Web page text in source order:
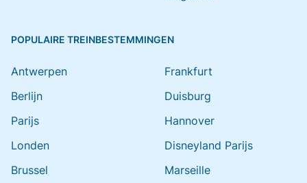
POPULAIRE TREINBESTEMMINGEN
Antwerpen
Berlijn
Parijs
Londen
Brussel
Frankfurt
Duisburg
Hannover
Disneyland Parijs
Marseille